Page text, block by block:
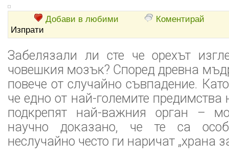
Добави в любими
Коментирай
Изпрати
Забелязали ли сте че орехът
човешкия мозък? Според древна
повече от случайно съвпадение.
че едно от най-големите предимства
подкрепят най-важния орган –
научно доказано, че те са
неслучайно често ги наричат „храна